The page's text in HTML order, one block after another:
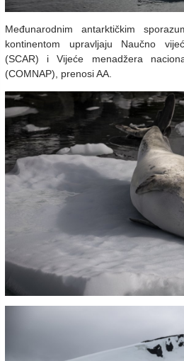
Međunarodnim antarktičkim
kontinentom upravljaju Naučno
(SCAR) i Vijeće menadžera
(COMNAP), prenosi AA.